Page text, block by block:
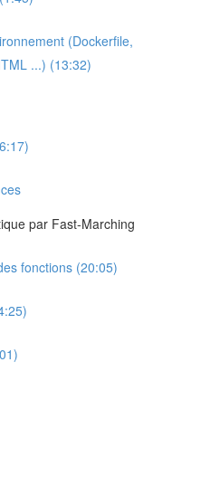
(Dockerfile,
...) (13:32)
par Fast-Marching
fonctions (20:05)